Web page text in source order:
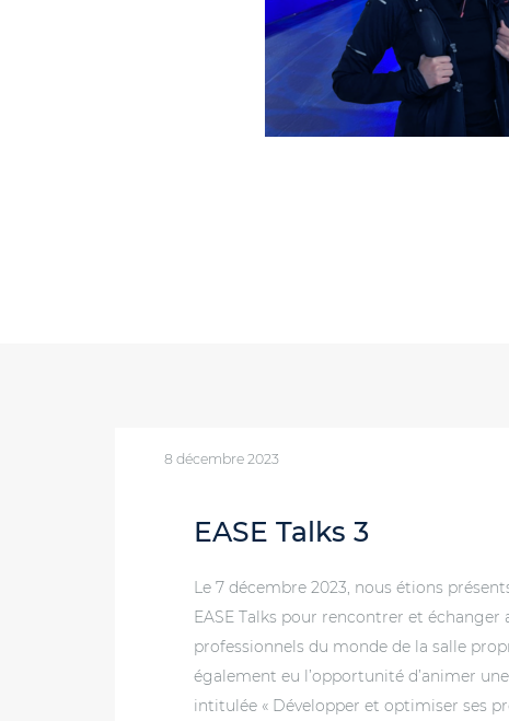
8 décembre 2023
EASE Talks 3
Le 7 décembre 2023, nous étions
EASE Talks pour rencontrer et échanger
professionnels du monde de la salle
également eu l’opportunité d’animer
intitulée « Développer et optimiser ses